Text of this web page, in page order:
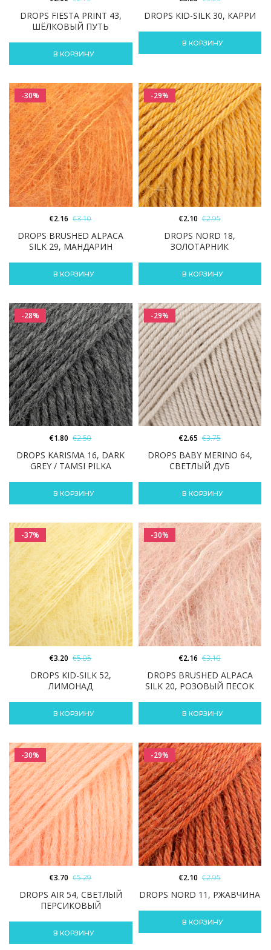
DROPS FIESTA PRINT 43,
ШЁЛКОВЫЙ ПУТЬ
В КОРЗИНУ
DROPS KID-SILK 30, КАРРИ
В КОРЗИНУ
-30%
DROPS BRUSHED ALPACA
SILK 29, МАНДАРИН
€2.16 €3.10
В КОРЗИНУ
-29%
DROPS NORD 18,
ЗОЛОТАРНИК
€2.10 €2.95
В КОРЗИНУ
-28%
DROPS KARISMA 16, DARK
GREY / TAMSI PILKA
€1.80 €2.50
В КОРЗИНУ
-29%
DROPS BABY MERINO 64,
СВЕТЛЫЙ ДУБ
€2.65 €3.75
В КОРЗИНУ
-37%
DROPS KID-SILK 52,
ЛИМОНАД
€3.20 €5.05
В КОРЗИНУ
-30%
DROPS BRUSHED ALPACA
SILK 20, РОЗОВЫЙ ПЕСОК
€2.16 €3.10
В КОРЗИНУ
-30%
DROPS AIR 54, СВЕТЛЫЙ
ПЕРСИКОВЫЙ
€3.70 €5.29
В КОРЗИНУ
-29%
DROPS NORD 11, РЖАВЧИНА
€2.10 €2.95
В КОРЗИНУ